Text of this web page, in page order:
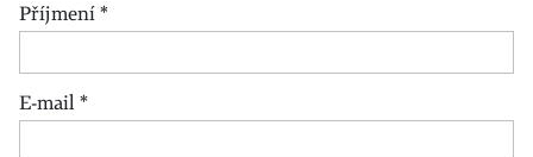
Příjmení*
E-mail*